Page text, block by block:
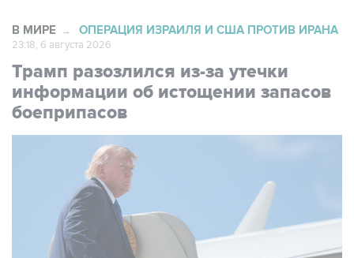
В МИРЕ → ОПЕРАЦИЯ ИЗРАИЛЯ И США ПРОТИВ ИРАНА
23:18, 6 августа 2026
Трамп разозлился из-за утечки
информации об истощении запасов
боеприпасов